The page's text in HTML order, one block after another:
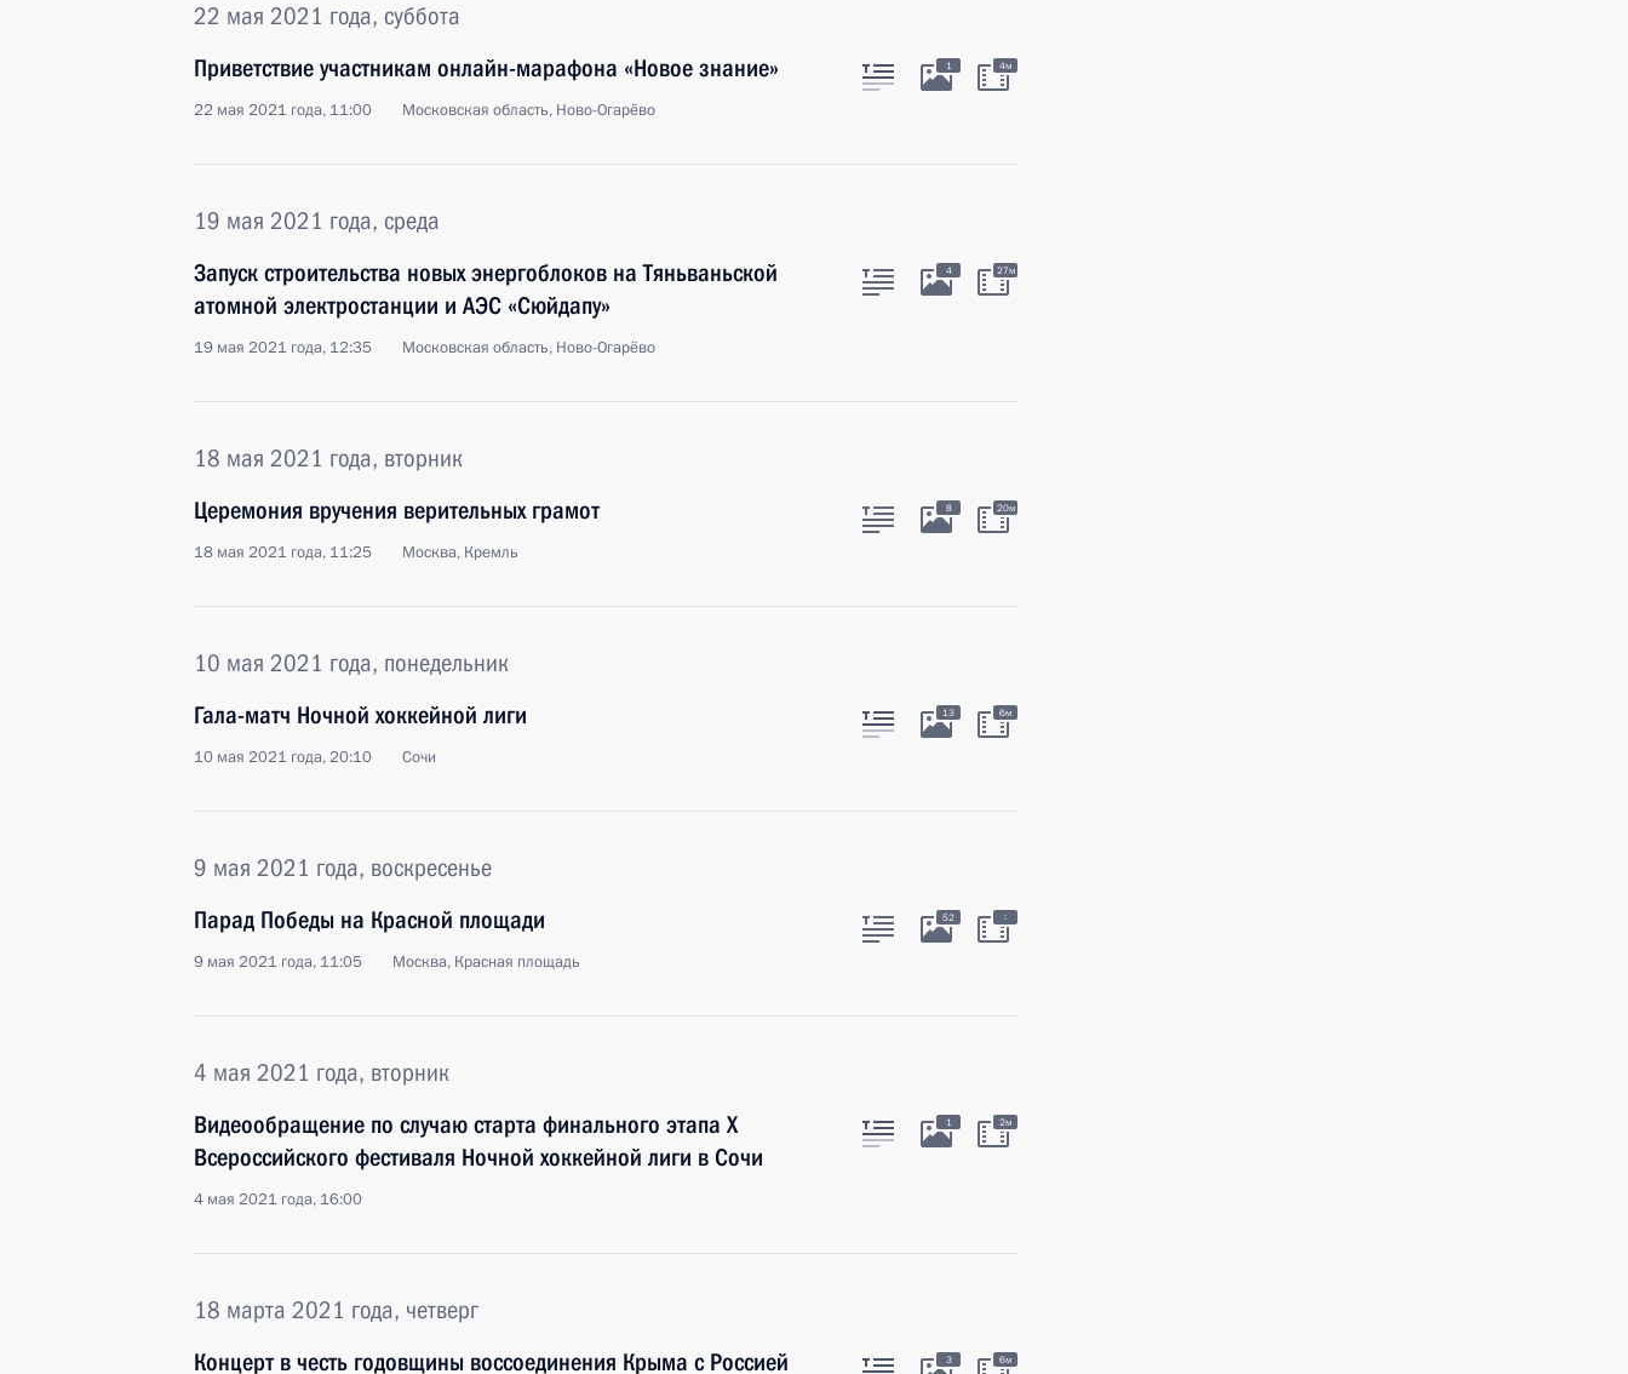
22 мая 2021 года, суббота
Приветствие участникам онлайн-марафона «Новое знание»
22 мая 2021 года, 11:00 Московская область, Ново-Огарёво
1 4м
19 мая 2021 года, среда
Запуск строительства новых энергоблоков на Тяньваньской
атомной электростанции и АЭС «Сюйдапу»
19 мая 2021 года, 12:35 Московская область, Ново-Огарёво
4 27м
18 мая 2021 года, вторник
Церемония вручения верительных грамот
18 мая 2021 года, 11:25 Москва, Кремль
8 20м
10 мая 2021 года, понедельник
Гала-матч Ночной хоккейной лиги
10 мая 2021 года, 20:10 Сочи
13 6м
9 мая 2021 года, воскресенье
Парад Победы на Красной площади
9 мая 2021 года, 11:05 Москва, Красная площадь
52 :
4 мая 2021 года, вторник
Видеообращение по случаю старта финального этапа Х
Всероссийского фестиваля Ночной хоккейной лиги в Сочи
4 мая 2021 года, 16:00
1 2м
18 марта 2021 года, четверг
Концерт в честь годовщины воссоединения Крыма с Россией
3 6м